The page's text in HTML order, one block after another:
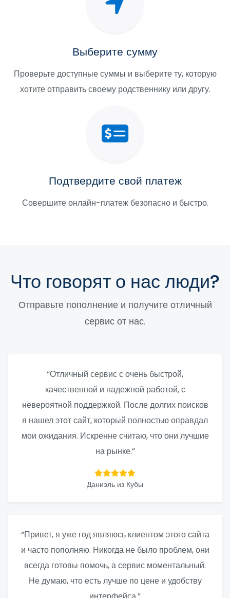
Выберите сумму
Проверьте доступные суммы и выберите ту, которую
хотите отправить своему родственнику или другу.
Подтвердите свой платеж
Совершите онлайн-платеж безопасно и быстро.
Что говорят о нас люди?
Отправьте пополнение и получите отличный
сервис от нас.
“Отличный сервис с очень быстрой,
качественной и надежной работой, с
невероятной поддержкой. После долгих поисков
я нашел этот сайт, который полностью оправдал
мои ожидания. Искренне считаю, что они лучшие
на рынке.”
Даниэль из Кубы
“Привет, я уже год являюсь клиентом этого сайта
и часто пополняю. Никогда не было проблем, они
всегда готовы помочь, а сервис моментальный.
Не думаю, что есть лучше по цене и удобству